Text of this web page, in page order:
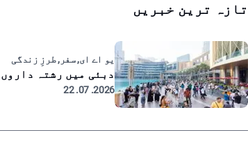
تازہ ترین خبریں
یو اے ای, سفر, طرزِ زندگی
دبئی میں رشتہ داروں
2026. 07. 22